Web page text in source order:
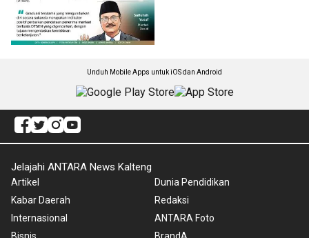
Unduh Mobile Apps untuk iOS dan Android
Jelajahi ANTARA News Kalteng
Artikel
Kabar Daerah
Internasional
Dunia Pendidikan
Redaksi
ANTARA Foto